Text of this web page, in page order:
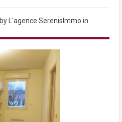
by L'agence SerenisImmo in